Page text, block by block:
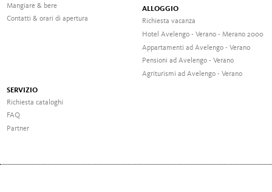
Mangiare & bere
Contatti & orari di apertura
ALLOGGIO
Richiesta vacanza
Hotel Avelengo - Verano - Merano 2000
Appartamenti ad Avelengo - Verano
Pensioni ad Avelengo - Verano
Agriturismi ad Avelengo - Verano
SERVIZIO
Richiesta cataloghi
FAQ
Partner